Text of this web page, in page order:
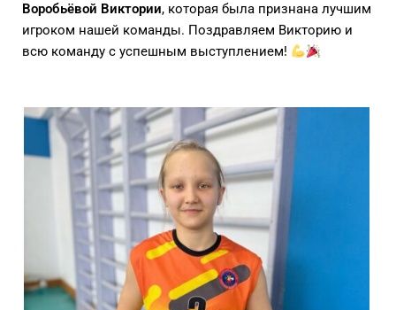
Воробьёвой Виктории, которая была признана лучшим
игроком нашей команды. Поздравляем Викторию и
всю команду с успешным выступлением!